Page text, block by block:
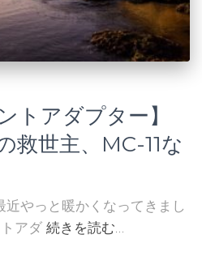
トアダプター】
救世主、MC-11な
やっと暖かくなってきまし
アダ 続きを読む…